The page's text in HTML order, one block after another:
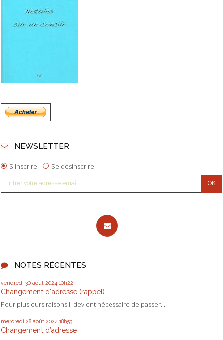
NEWSLETTER
S'inscrire Se désinscrire
NOTES RÉCENTES
vendredi 30 août 2024 10h22
Changement d'adresse (rappel)
Pour plusieurs raisons il devient nécessaire de passer...
mercredi 28 août 2024 18h53
Changement d’adresse